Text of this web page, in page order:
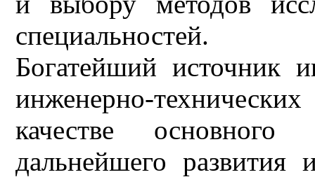
специальностей.
Богатейший источник
инженерно-
качестве
дальнейшего развития